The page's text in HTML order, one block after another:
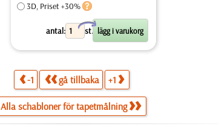
3D, Priset +30%
antal: st.
X
-1 gå tillbaka +1
Alla schabloner för tapetmålning